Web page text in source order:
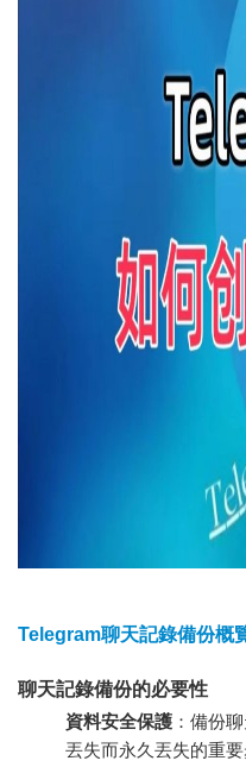
Telegram聊天記錄備份概
聊天記錄備份的必要性
資料安全保護 ：備份
丟失而永久丟失的重